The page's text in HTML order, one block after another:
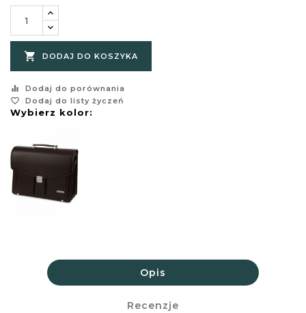
 DODAJ DO KOSZYKA
equalizer
Dodaj do porównania
favorite_border
Dodaj do listy życzeń
Wybierz kolor:
Opis
Recenzje